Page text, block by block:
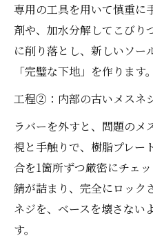
専用の工具を用いて慎重に
剤や、加水分解してこびり
に削り落とし、新しいソー
「完璧な下地」を作ります。
工程②：内部の古いメスネ
ラバーを外すと、問題のメ
視と手触りで、樹脂プレー
合を1箇所ずつ厳密にチェ
錆が詰まり、完全にロック
ネジを、ベースを壊さない
す。